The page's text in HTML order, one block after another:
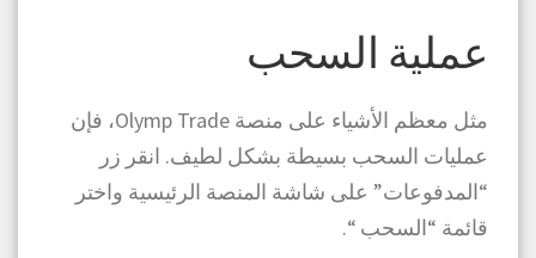
عملية السحب
مثل معظم الأشياء على منصة Olymp Trade، فإن
عمليات السحب بسيطة بشكل لطيف. انقر زر
“المدفوعات” على شاشة المنصة الرئيسية واختر
قائمة “السحب “.